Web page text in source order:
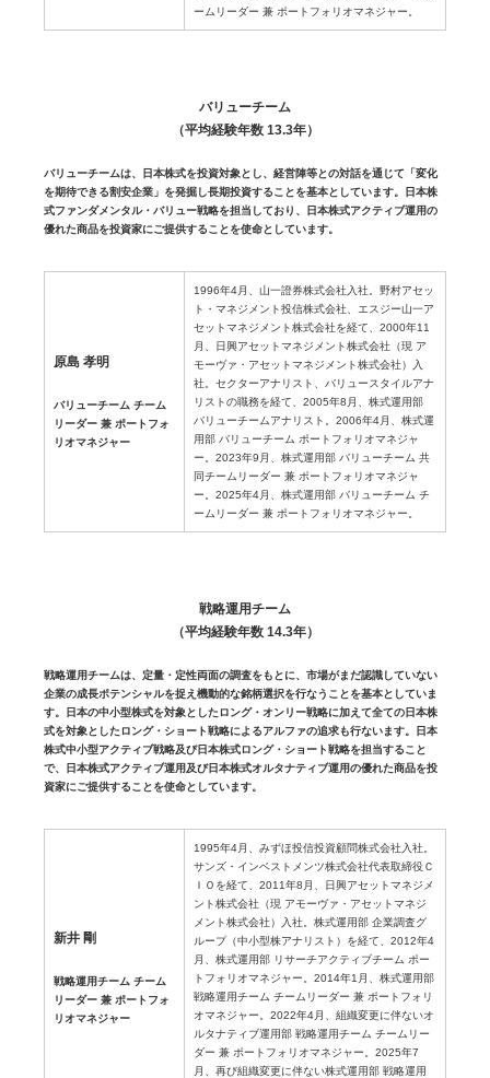
ームリーダー 兼 ポートフォリオマネジャー。
バリューチーム
（平均経験年数 13.3年）
バリューチームは、日本株式を投資対象とし、経営陣等との対話を通じて「変化
を期待できる割安企業」を発掘し長期投資することを基本としています。日本株
式ファンダメンタル・バリュー戦略を担当しており、日本株式アクティブ運用の
優れた商品を投資家にご提供することを使命としています。
原島 孝明
バリューチーム チーム
リーダー 兼 ポートフォ
リオマネジャー
1996年4月、山一證券株式会社入社。野村アセッ
ト・マネジメント投信株式会社、エスジー山一ア
セットマネジメント株式会社を経て、2000年11
月、日興アセットマネジメント株式会社（現 ア
モーヴァ・アセットマネジメント株式会社）入
社。セクターアナリスト、バリュースタイルアナ
リストの職務を経て、2005年8月、株式運用部
バリューチームアナリスト。2006年4月、株式運
用部 バリューチーム ポートフォリオマネジャ
ー。2023年9月、株式運用部 バリューチーム 共
同チームリーダー 兼 ポートフォリオマネジャ
ー。2025年4月、株式運用部 バリューチーム チ
ームリーダー 兼 ポートフォリオマネジャー。
戦略運用チーム
（平均経験年数 14.3年）
戦略運用チームは、定量・定性両面の調査をもとに、市場がまだ認識していない
企業の成長ポテンシャルを捉え機動的な銘柄選択を行なうことを基本としていま
す。日本の中小型株式を対象としたロング・オンリー戦略に加えて全ての日本株
式を対象としたロング・ショート戦略によるアルファの追求も行ないます。日本
株式中小型アクティブ戦略及び日本株式ロング・ショート戦略を担当すること
で、日本株式アクティブ運用及び日本株式オルタナティブ運用の優れた商品を投
資家にご提供することを使命としています。
新井 剛
戦略運用チーム チーム
リーダー 兼 ポートフォ
リオマネジャー
1995年4月、みずほ投信投資顧問株式会社入社。
サンズ・インベストメンツ株式会社代表取締役Ｃ
ＩＯを経て、2011年8月、日興アセットマネジメ
ント株式会社（現 アモーヴァ・アセットマネジ
メント株式会社）入社。株式運用部 企業調査グ
ループ（中小型株アナリスト）を経て、2012年4
月、株式運用部 リサーチアクティブチーム ポー
トフォリオマネジャー。2014年1月、株式運用部
戦略運用チーム チームリーダー 兼 ポートフォリ
オマネジャー。2022年4月、組織変更に伴ないオ
ルタナティブ運用部 戦略運用チーム チームリー
ダー 兼 ポートフォリオマネジャー。2025年7
月、再び組織変更に伴ない株式運用部 戦略運用